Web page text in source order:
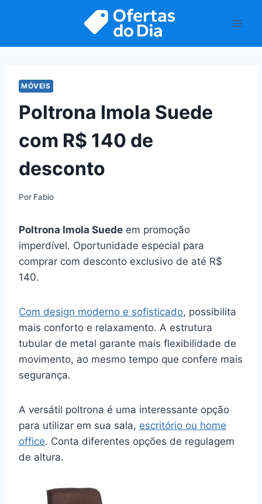
MÓVEIS
Poltrona Imola Suede
com R$ 140 de
desconto
Por Fabio
Poltrona Imola Suede em promoção
imperdível. Oportunidade especial para
comprar com desconto exclusivo de até R$
140.
Com design moderno e sofisticado, possibilita
mais conforto e relaxamento. A estrutura
tubular de metal garante mais flexibilidade de
movimento, ao mesmo tempo que confere mais
segurança.
A versátil poltrona é uma interessante opção
para utilizar em sua sala, escritório ou home
office. Conta diferentes opções de regulagem
de altura.